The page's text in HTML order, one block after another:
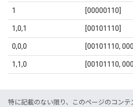
1 [00000110]
1,0,1 [00101110]
0,0,0 [00101110,
1,1,0 [00101110,
特に記載のない限り、このページのコンテ